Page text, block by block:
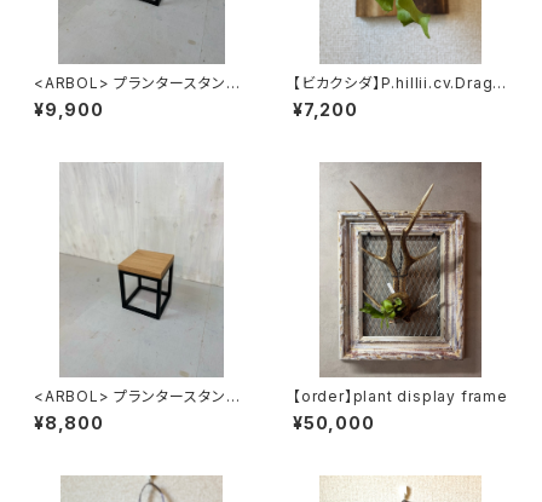
<ARBOL> プランタースタンド
<M>
¥9,900
【ビカクシダ】P.hillii.cv.Drago
n ヒリードラゴン p_dra_1
¥7,200
<ARBOL> プランタースタンド
<S>
¥8,800
【order】plant display frame
¥50,000